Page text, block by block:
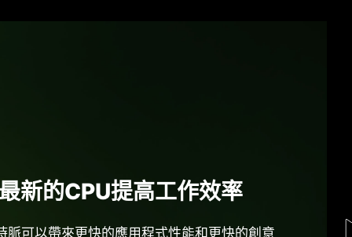
新的CPU提高工作效率
脈可以帶來更快的應用程式性能和更快的創意
工任務處理
多個程序和應用程式的創作者，將受益於高速
的速度
LAN 和 Wi-Fi 6E 有利於串流媒體內容和其
的空間儲存您的想像力
桌機配備可擴增的存儲空間。 SSD 的高速數
備
桌機提供高速數據傳輸，豐富的I/O 連接埠將